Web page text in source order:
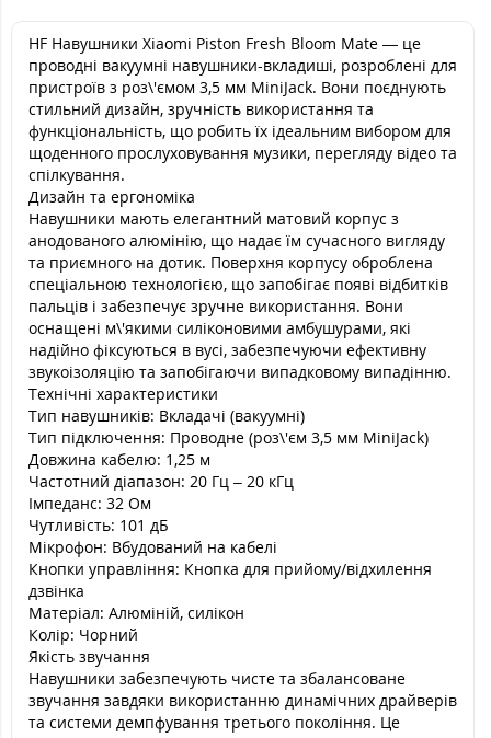
HF Навушники Xiaomi Piston Fresh Bloom Mate — це
проводні вакуумні навушники-вкладиші, розроблені для
пристроїв з роз\'ємом 3,5 мм MiniJack. Вони поєднують
стильний дизайн, зручність використання та
функціональність, що робить їх ідеальним вибором для
щоденного прослуховування музики, перегляду відео та
спілкування.
Дизайн та ергономіка
Навушники мають елегантний матовий корпус з
анодованого алюмінію, що надає їм сучасного вигляду
та приємного на дотик. Поверхня корпусу оброблена
спеціальною технологією, що запобігає появі відбитків
пальців і забезпечує зручне використання. Вони
оснащені м\'якими силіконовими амбушурами, які
надійно фіксуються в вусі, забезпечуючи ефективну
звукоізоляцію та запобігаючи випадковому випадінню.
Технічні характеристики
Тип навушників: Вкладачі (вакуумні)
Тип підключення: Проводне (роз\'єм 3,5 мм MiniJack)
Довжина кабелю: 1,25 м
Частотний діапазон: 20 Гц – 20 кГц
Імпеданс: 32 Ом
Чутливість: 101 дБ
Мікрофон: Вбудований на кабелі
Кнопки управління: Кнопка для прийому/відхилення
дзвінка
Матеріал: Алюміній, силікон
Колір: Чорний
Якість звучання
Навушники забезпечують чисте та збалансоване
звучання завдяки використанню динамічних драйверів
та системи демпфування третього покоління. Це